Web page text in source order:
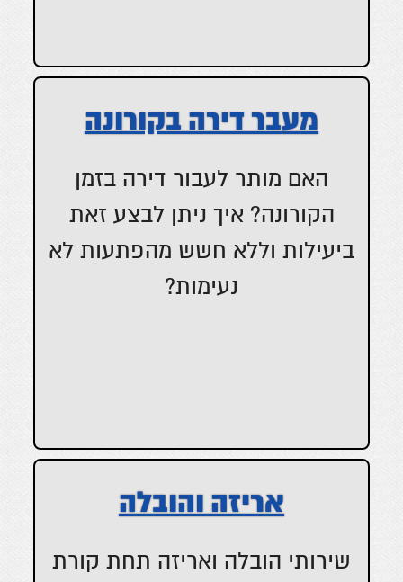
מעבר דירה בקורונה
האם מותר לעבור דירה בזמן
הקורונה? איך ניתן לבצע זאת
ביעילות וללא חשש מהפתעות לא
נעימות?
אריזה והובלה
שירותי הובלה ואריזה תחת קורת